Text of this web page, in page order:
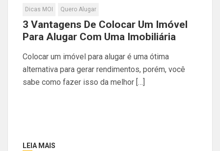
Dicas MOI Quero Alugar
3 Vantagens De Colocar Um Imóvel
Para Alugar Com Uma Imobiliária
Colocar um imóvel para alugar é uma ótima
alternativa para gerar rendimentos, porém, você
sabe como fazer isso da melhor […]
LEIA MAIS